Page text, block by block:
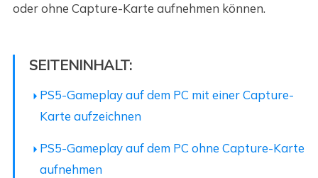
oder ohne Capture-Karte aufnehmen können.
SEITENINHALT:
PS5-Gameplay auf dem PC mit einer Capture-
Karte aufzeichnen
PS5-Gameplay auf dem PC ohne Capture-Karte
aufnehmen